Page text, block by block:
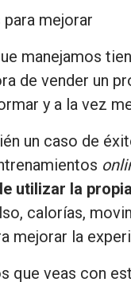
mejorar
manejamos
de vender un
y a la vez
un caso de
utilizar la
calorías,
mejorar la
que veas con